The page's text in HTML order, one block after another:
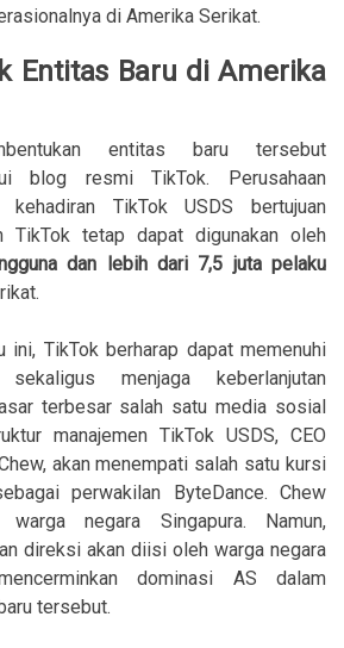
di Amerika Serikat.
Entitas Baru di Amerika
entitas baru tersebut
blog resmi TikTok. Perusahaan
kehadiran TikTok USDS bertujuan
TikTok tetap dapat digunakan oleh
dan lebih dari 7,5 juta pelaku
ini, TikTok berharap dapat memenuhi
menjaga keberlanjutan
terbesar salah satu media sosial
manajemen TikTok USDS, CEO
akan menempati salah satu kursi
perwakilan ByteDance. Chew
warga negara Singapura. Namun,
direksi akan diisi oleh warga negara
dominasi AS dalam
tersebut.